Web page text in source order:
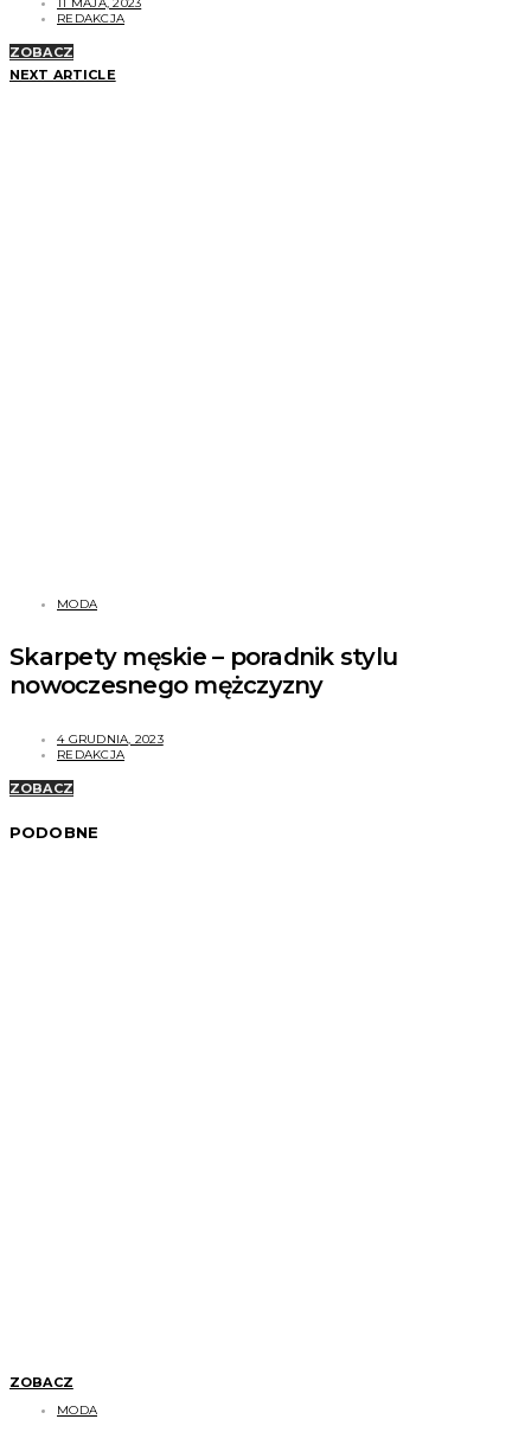
REDAKCJA
ZOBACZ
NEXT ARTICLE
MODA
Skarpety męskie – poradnik stylu
nowoczesnego mężczyzny
4 GRUDNIA, 2023
REDAKCJA
ZOBACZ
PODOBNE
ZOBACZ
MODA